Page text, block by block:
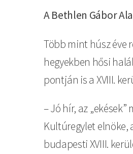
A Bethlen Gábor
Több mint húsz éve
hegyekben hősi
pontján is a XVIII.
– Jó hír, az
Kultúregylet elnöke,
budapesti XVIII.